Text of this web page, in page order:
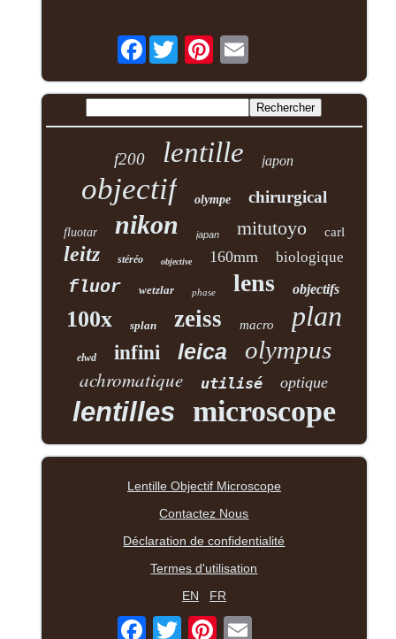
Facebook
f200 lentille japon
objectif olympe chirurgical
fluotar nikon japan mitutoyo carl
leitz stéréo objective 160mm biologique
fluor wetzlar phase lens objectifs
100x splan zeiss macro plan
elwd infini leica olympus
achromatique utilisé optique
lentilles microscope
Lentille Objectif Microscope
Contactez Nous
Déclaration de confidentialité
Termes d'utilisation
EN
FR